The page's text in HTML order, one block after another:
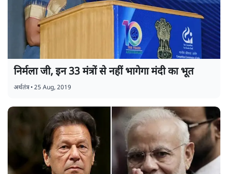
निर्मला जी, इन 33 मंत्रों से नहीं भागेगा मंदी का भूत
अर्थतंत्र•25 Aug, 2019